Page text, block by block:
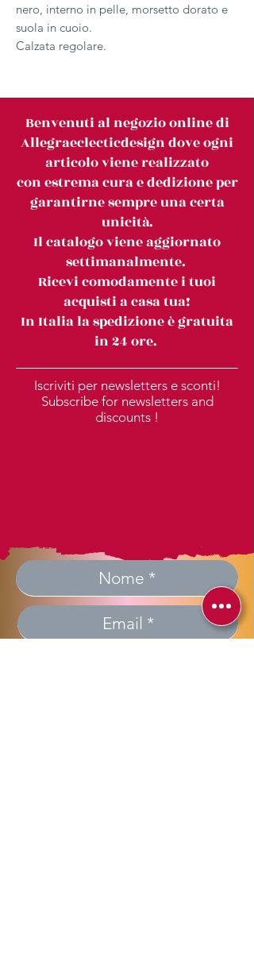
nero, interno in pelle, morsetto dorato e
suola in cuoio.
Calzata regolare.
Benvenuti al negozio online di
Allegraeclecticdesign dove ogni
articolo viene realizzato
con estrema cura e dedizione per
garantirne sempre una certa
unicità.
Il catalogo viene aggiornato
settimanalmente.
Ricevi comodamente i tuoi
acquisti a casa tua!
In Italia la spedizione è gratuita
in 24 ore.
Iscriviti per newsletters e sconti!
Subscribe for newsletters and
discounts !